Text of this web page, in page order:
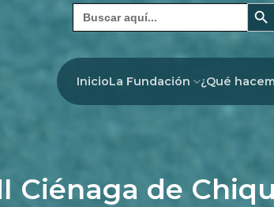
Buscar:
InicioLa Fundación ¿Qué
Ciénaga de